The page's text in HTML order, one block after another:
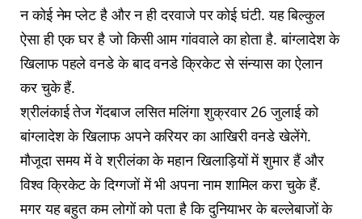
न कोई नेम प्लेट है और न ही दरवाजे पर कोई घंटी. यह बिल्कुल
ऐसा ही एक घर है जो किसी आम गांववाले का होता है. बांग्लादेश के
खिलाफ पहले वनडे के बाद वनडे क्रिकेट से संन्यास का ऐलान
कर चुके हैं.
श्रीलंकाई तेज गेंदबाज लसित मलिंगा शुक्रवार 26 जुलाई को
बांग्लादेश के खिलाफ अपने करियर का आखिरी वनडे खेलेंगे.
मौजूदा समय में वे श्रीलंका के महान खिलाड़ियों में शुमार हैं और
विश्व क्रिकेट के दिग्गजों में भी अपना नाम शामिल करा चुके हैं.
मगर यह बहुत कम लोगों को पता है कि दुनियाभर के बल्लेबाजों के